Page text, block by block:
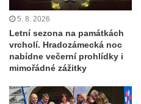
5. 8. 2026
Letní sezona na památkách
vrcholí. Hradozámecká noc
nabídne večerní prohlídky i
mimořádné zážitky